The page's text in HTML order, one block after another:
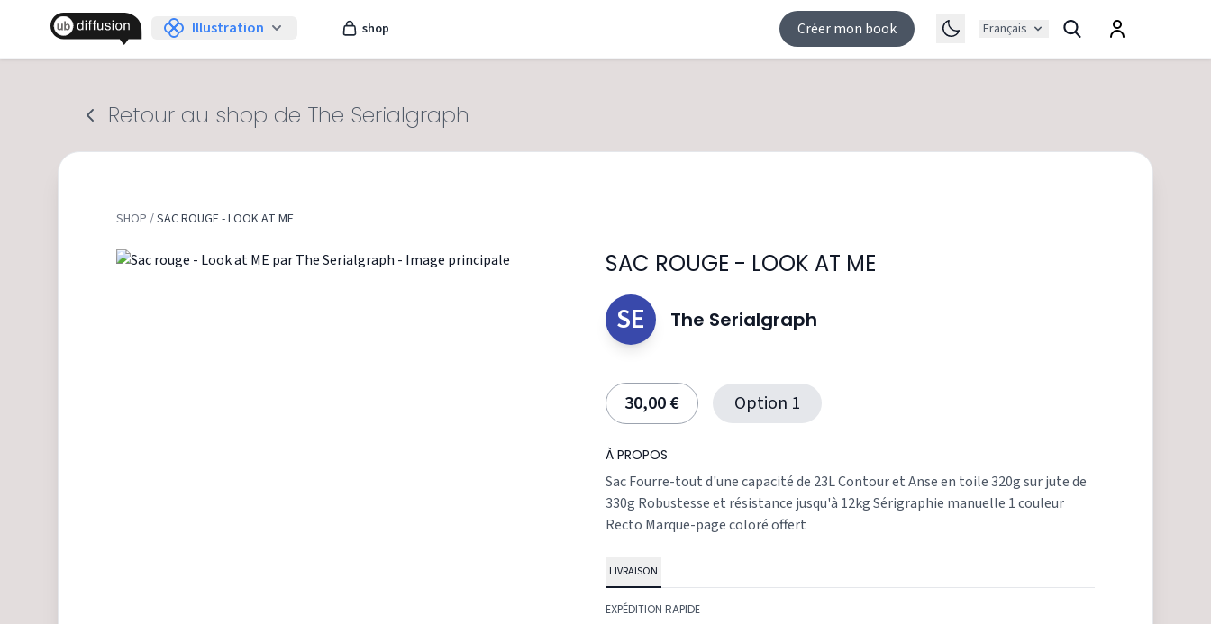
Illustration shop Créer mon book Français
Retour au shop de The Serialgraph
SHOP /SAC ROUGE - LOOK AT ME
SAC ROUGE - LOOK AT ME
SE The Serialgraph
30,00 € Option 1
À PROPOS
Sac Fourre-tout d'une capacité de 23L Contour et Anse en toile 320g sur jute de
330g Robustesse et résistance jusqu'à 12kg Sérigraphie manuelle 1 couleur
Recto Marque-page coloré offert
LIVRAISON
EXPÉDITION RAPIDE